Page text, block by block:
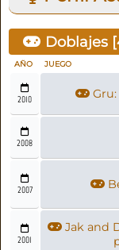
Doblajes [
AÑO JUEGO
2010 Gru:
2008
2007
2001
Jak and